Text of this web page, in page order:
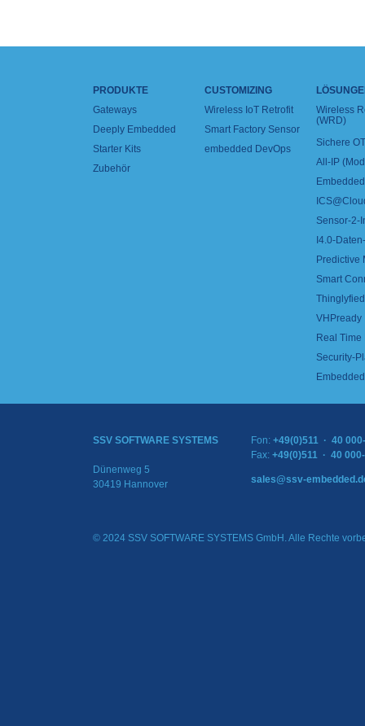
PRODUKTE
Gateways
Deeply Embedded
Starter Kits
Zubehör
CUSTOMIZING
Wireless IoT Retrofit
Smart Factory Sensor
embedded DevOps
Wireless
(WRD)
Sichere
All-IP
Sensor-2-
I4.0-
Predictive
Smart
VHPready
Real
Security-
SSV SOFTWARE SYSTEMS
Dünenweg 5
30419 Hannover
Fon: +49(0)511 · 40
Fax: +49(0)511 · 40
sales@ssv-
© 2024 SSV SOFTWARE SYSTEMS GmbH. Alle Rechte